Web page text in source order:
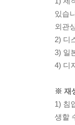
있습
외관
2) 디
3) 일
4) 디
※ 재
1) 침
생할